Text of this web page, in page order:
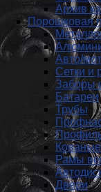
Архив
Порошковая
Авто/
Сетки и
Заборы
Батареи
Трубы
Рамы
Двери